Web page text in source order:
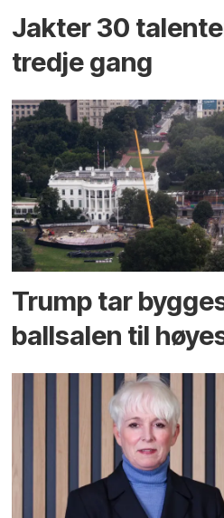
Jakter 30
tredje gang
Trump tar
ballsalen til